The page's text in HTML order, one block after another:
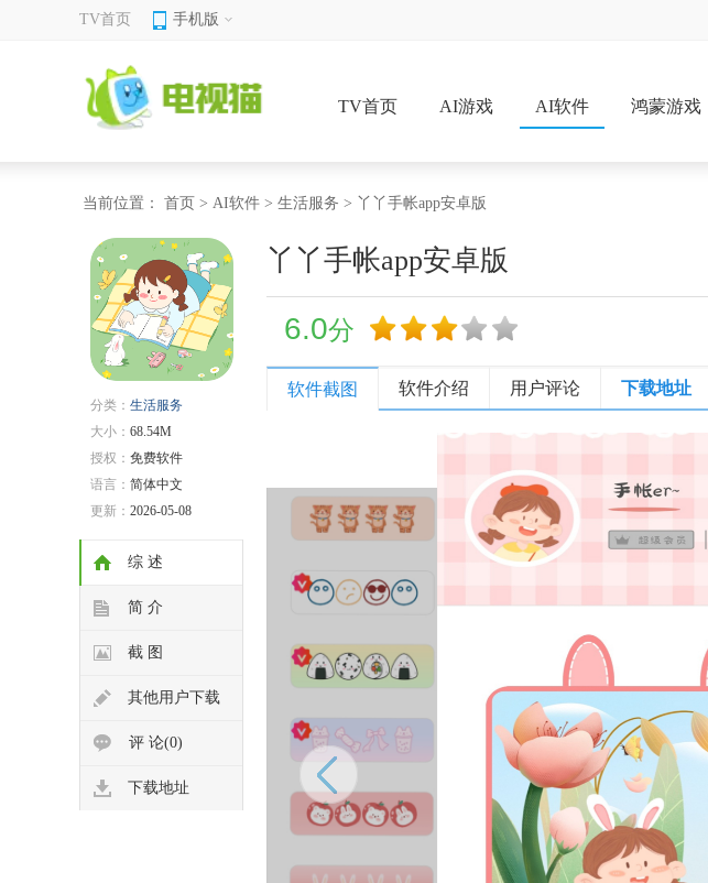
TV首页 手机版
TV首页 AI游戏 AI软件 鸿蒙游戏
当前位置： 首页 > AI软件 > 生活服务 > 丫丫手帐app安卓版
分类： 生活服务
大小： 68.54M
授权： 免费软件
语言： 简体中文
更新： 2026-05-08
综 述
简 介
截 图
其他用户下载
评 论(0)
下载地址
丫丫手帐app安卓版
6.0分
软件截图 软件介绍 用户评论 下载地址